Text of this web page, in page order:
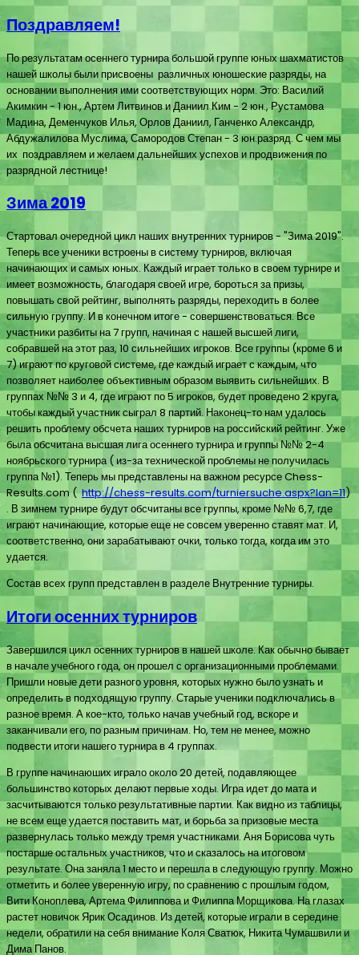
Поздравляем!
По результатам осеннего турнира большой группе юных шахматистов
нашей школы были присвоены различных юношеские разряды, на
основании выполнения ими соответствующих норм. Это: Василий
Акимкин - 1 юн., Артем Литвинов и Даниил Ким - 2 юн., Рустамова
Мадина, Деменчуков Илья, Орлов Даниил, Ганченко Александр,
Абдужалилова Муслима, Самородов Степан - 3 юн.разряд. С чем мы
их поздравляем и желаем дальнейших успехов и продвижения по
разрядной лестнице!
Зима 2019
Стартовал очередной цикл наших внутренних турниров - "Зима 2019".
Теперь все ученики встроены в систему турниров, включая
начинающих и самых юных. Каждый играет только в своем турнире и
имеет возможность, благодаря своей игре, бороться за призы,
повышать свой рейтинг, выполнять разряды, переходить в более
сильную группу. И в конечном итоге - совершенствоваться. Все
участники разбиты на 7 групп, начиная с нашей высшей лиги,
собравшей на этот раз, 10 сильнейших игроков. Все группы (кроме 6 и
7) играют по круговой системе, где каждый играет с каждым, что
позволяет наиболее объективным образом выявить сильнейших. В
группах №№ 3 и 4, где играют по 5 игроков, будет проведено 2 круга,
чтобы каждый участник сыграл 8 партий. Наконец-то нам удалось
решить проблему обсчета наших турниров на российский рейтинг. Уже
была обсчитана высшая лига осеннего турнира и группы №№ 2-4
ноябрьского турнира ( из-за технической проблемы не получилась
группа №1). Теперь мы представлены на важном ресурсе Chess-
Results.com (http://chess-results.com/turniersuche.aspx?lan=11)
. В зимнем турнире будут обсчитаны все группы, кроме №№ 6,7, где
играют начинающие, которые еще не совсем уверенно ставят мат. И,
соответственно, они зарабатывают очки, только тогда, когда им это
удается.
Состав всех групп представлен в разделе Внутренние турниры.
Итоги осенних турниров
Завершился цикл осенних турниров в нашей школе. Как обычно бывает
в начале учебного года, он прошел с организационными проблемами.
Пришли новые дети разного уровня, которых нужно было узнать и
определить в подходящую группу. Старые ученики подключались в
разное время. А кое-кто, только начав учебный год, вскоре и
заканчивали его, по разным причинам. Но, тем не менее, можно
подвести итоги нашего турнира в 4 группах.
В группе начинаюших играло около 20 детей, подавляющее
большинство которых делают первые ходы. Игра идет до мата и
засчитываются только результативные партии. Как видно из таблицы,
не всем еще удается поставить мат, и борьба за призовые места
развернулась только между тремя участниками. Аня Борисова чуть
постарше остальных участников, что и сказалось на итоговом
результате. Она заняла 1 место и перешла в следующую группу. Можно
отметить и более уверенную игру, по сравнению с прошлым годом,
Вити Коноплева, Артема Филиппова и Филиппа Морщикова. На глазах
растет новичок Ярик Осадинов. Из детей, которые играли в середине
недели, обратили на себя внимание Коля Сватюк, Никита Чумашвили и
Дима Панов.